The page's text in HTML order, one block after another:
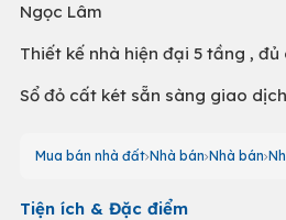
Ngọc Lâm
Thiết kế nhà hiện đại 5 tầng , đủ
Sổ đỏ cất két sẵn sàng giao dịch
Mua bán nhà đất Nhà bán Nhà bán
Tiện ích & Đặc điểm